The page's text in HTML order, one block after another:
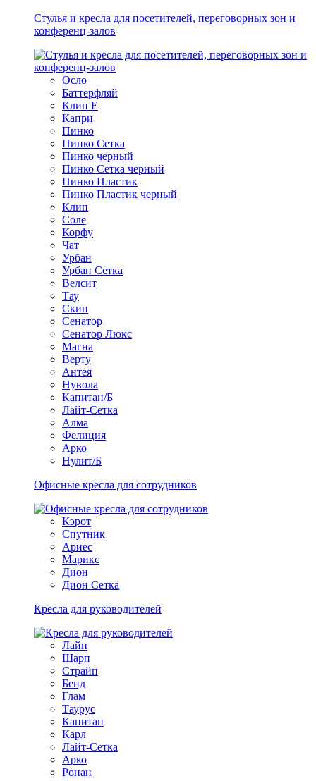
Стулья и кресла для посетителей, переговорных зон и
конференц-залов
Осло
Баттерфляй
Клип Е
Капри
Пинко
Пинко Сетка
Пинко черный
Пинко Сетка черный
Пинко Пластик
Пинко Пластик черный
Клип
Соле
Корфу
Чат
Урбан
Урбан Сетка
Велсит
Тау
Скин
Сенатор
Сенатор Люкс
Магна
Верту
Антея
Нувола
Капитан/Б
Лайт-Сетка
Алма
Фелиция
Арко
Нулит/Б
Офисные кресла для сотрудников
Кэрот
Спутник
Ариес
Марикс
Дион
Дион Сетка
Кресла для руководителей
Лайн
Шарп
Страйп
Бенд
Глам
Таурус
Капитан
Карл
Лайт-Сетка
Арко
Ронан